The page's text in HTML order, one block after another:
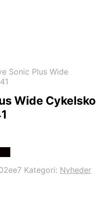
Sonic Plus Wide
Wide Cykelsko
Kategori: Nyheder